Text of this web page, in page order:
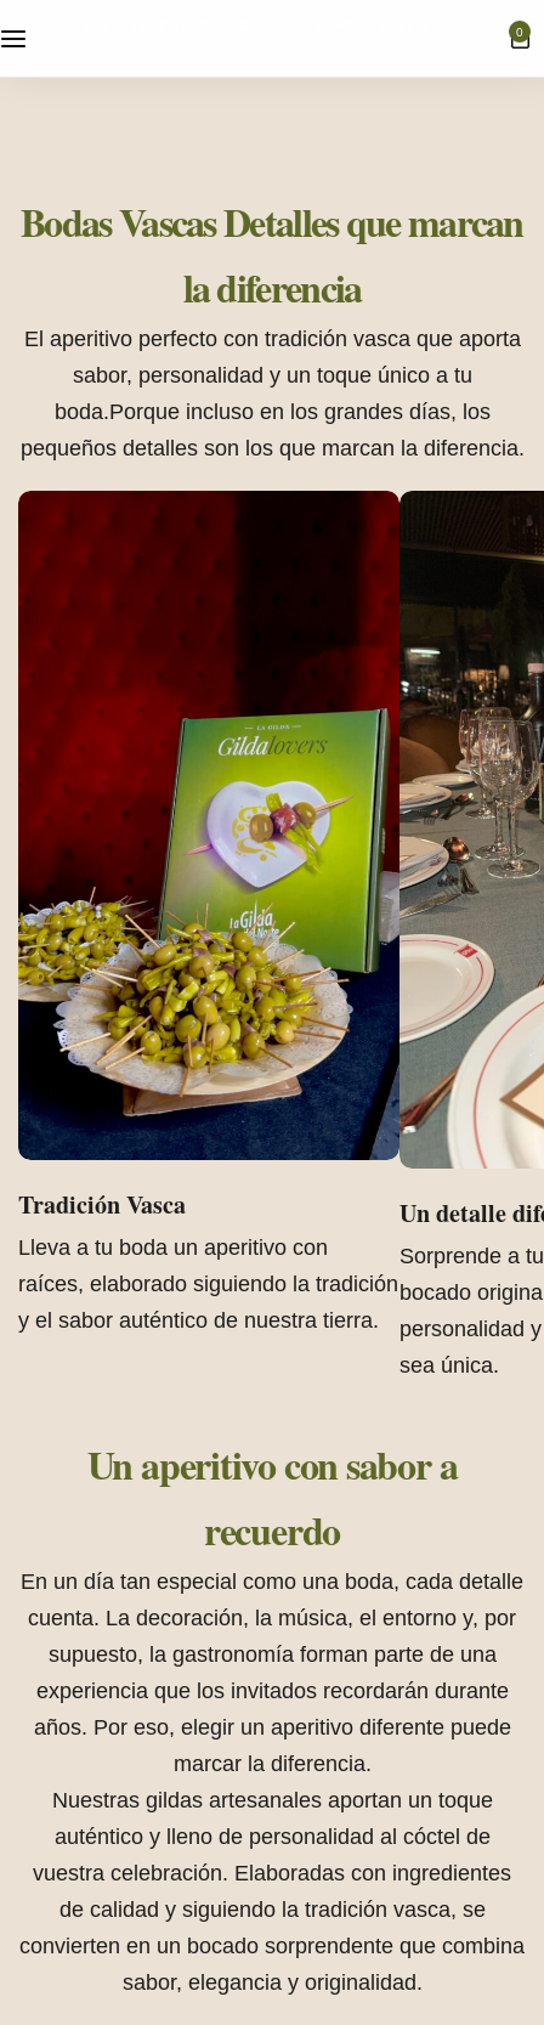
0
Bodas VascasDetalles que marcan
la diferencia
El aperitivo perfecto con tradición vasca que aporta
sabor, personalidad y un toque único a tu
boda.Porque incluso en los grandes días, los
pequeños detalles son los que marcan la diferencia.
Tradición Vasca
Lleva a tu boda un aperitivo con
raíces, elaborado siguiendo la tradición
y el sabor auténtico de nuestra tierra.
Un detalle
Sorprende a
bocado
personalidad
sea única.
Un aperitivocon sabor a
recuerdo
En un día tan especial como una boda, cada detalle
cuenta. La decoración, la música, el entorno y, por
supuesto, la gastronomía forman parte de una
experiencia que los invitados recordarán durante
años. Por eso, elegir un aperitivo diferente puede
marcar la diferencia.
Nuestras gildas artesanales aportan un toque
auténtico y lleno de personalidad al cóctel de
vuestra celebración. Elaboradas con ingredientes
de calidad y siguiendo la tradición vasca, se
convierten en un bocado sorprendente que combina
sabor, elegancia y originalidad.
Ver todas las Gildas
Eventos